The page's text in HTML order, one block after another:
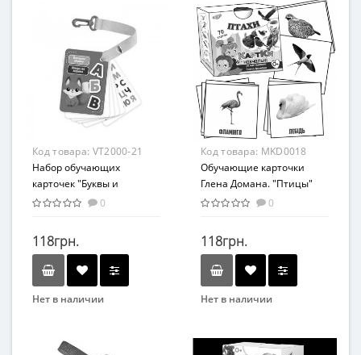
Развивающие
Возраст
С рождения
Возрастная группа
От 0 лет
Картон
Вид
Интеллектуальные игры
Возраст
От 3-х лет
Возрастная группа
От 3 лет
Материал
Картон
Код товара: VT2000-21
Набор обучающих
карточек "Буквы и
животные" Vladi Toys
0
118грн.
Нет в наличии
Код товара: MKD0018
Обучающие карточки
Глена Домана. "Птицы"
MKD0018
0
118грн.
Нет в наличии